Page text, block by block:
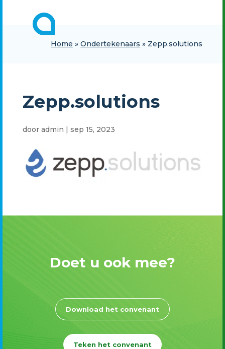
Home »Ondertekenaars » Zepp.solutions
Zepp.solutions
door admin | sep 15, 2023
Doet u ook mee?
Download het convenant
Teken het convenant